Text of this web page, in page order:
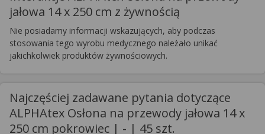
jałowa 14 x 250 cm z żywnością
Nie posiadamy informacji wskazujących, aby podczas
stosowania tego wyrobu medycznego należało unikać
jakichkolwiek produktów żywnościowych.
Najczęściej zadawane pytania dotyczące
ALPHAtex Osłona na przewody jałowa 14 x
250 cm pokrowiec | - | 45 szt.